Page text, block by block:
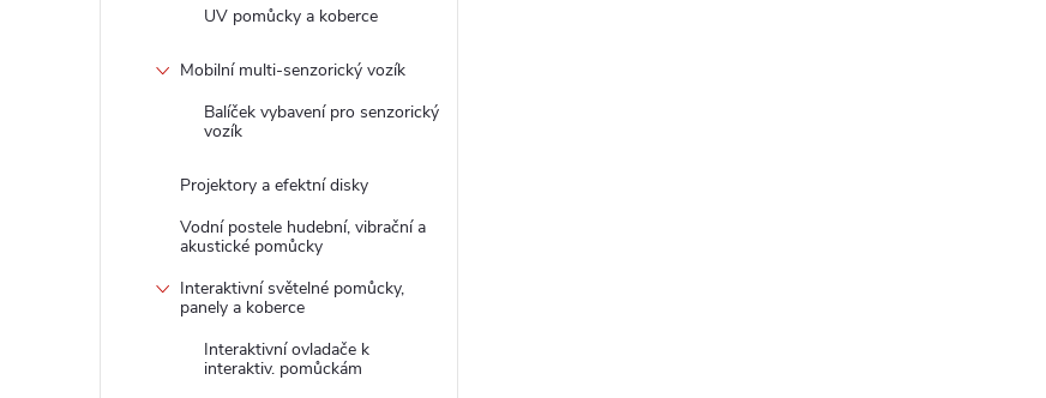
UV pomůcky a koberce
Mobilní multi-senzorický vozík
Balíček vybavení pro senzorický
vozík
Projektory a efektní disky
Vodní postele hudební, vibrační a
akustické pomůcky
Interaktivní světelné pomůcky,
panely a koberce
Interaktivní ovladače k
interaktiv. pomůckám